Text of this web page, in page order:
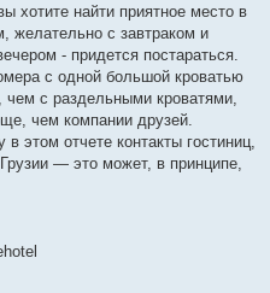
хотите найти приятное место в
желательно с завтраком и
- придется постараться.
с одной большой кроватью
с раздельными кроватями,
чем компании друзей.
этом отчете контакты гостиниц,
— это может, в принципе,